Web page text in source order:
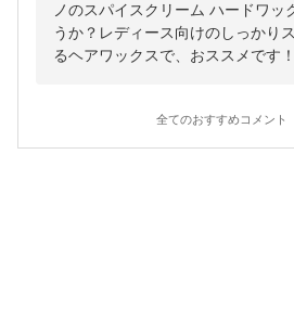
ノのスパイスクリーム ハードワッ
うか？レディース向けのしっかり
るヘアワックスで、おススメです！
全てのおすすめコメント